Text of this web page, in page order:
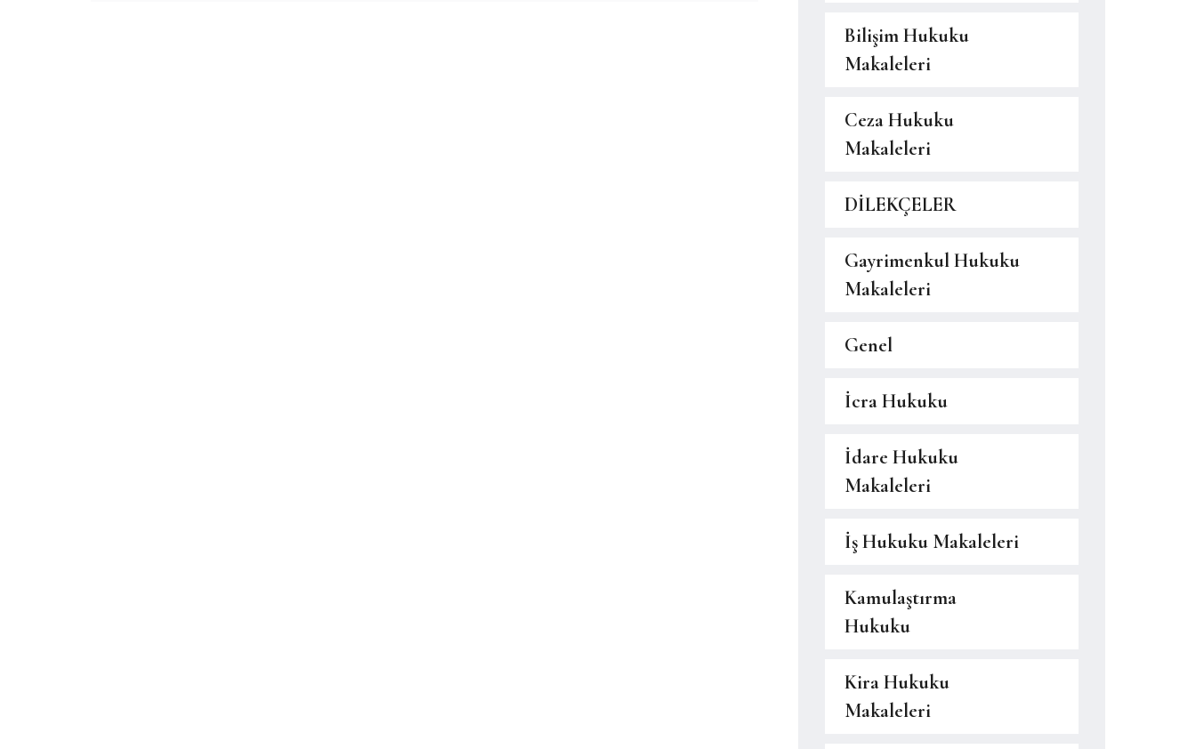
Bilişim Hukuku
Makaleleri
Ceza Hukuku
Makaleleri
DİLEKÇELER
Gayrimenkul Hukuku
Makaleleri
Genel
İcra Hukuku
İdare Hukuku
Makaleleri
İş Hukuku Makaleleri
Kamulaştırma
Hukuku
Kira Hukuku
Makaleleri